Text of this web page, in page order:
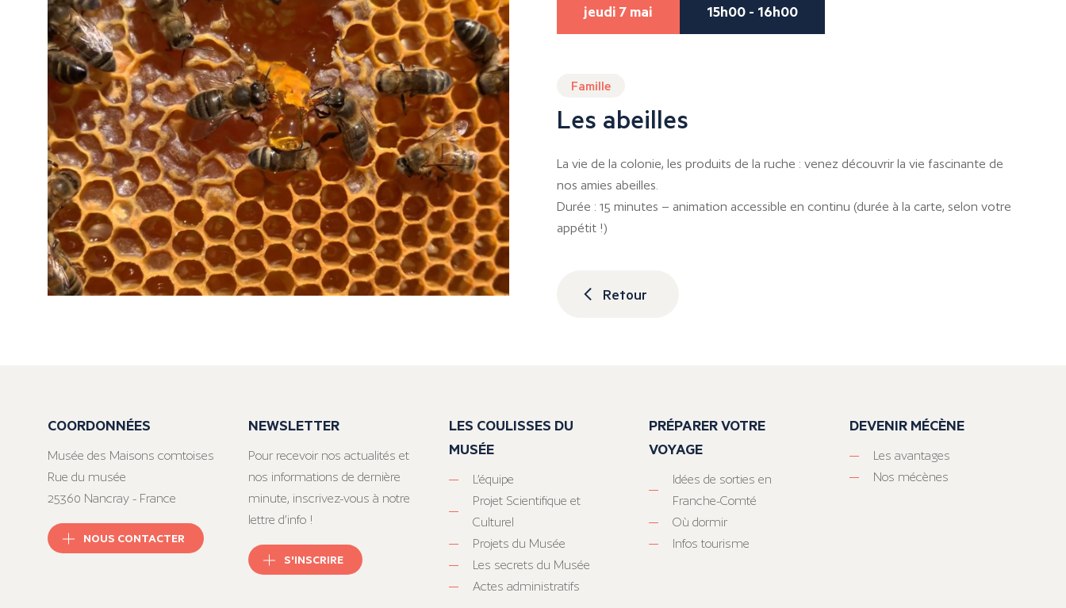
jeudi 7 mai 15h00 - 16h00
Famille
Les abeilles
La vie de la colonie, les produits de la ruche : venez découvrir la vie fascinante de
nos amies abeilles.
Durée : 15 minutes – animation accessible en continu (durée à la carte, selon votre
appétit !)
Retour
COORDONNÉES
Musée des Maisons comtoises
Rue du musée
25360 Nancray - France
NOUS CONTACTER
NEWSLETTER
Pour recevoir nos actualités et
nos informations de dernière
minute, inscrivez-vous à notre
lettre d’info !
S'INSCRIRE
LES COULISSES DU
MUSÉE
L’équipe
Projet Scientifique et
Culturel
Projets du Musée
Les secrets du Musée
Actes administratifs
PRÉPARER VOTRE
VOYAGE
Idées de sorties en
Franche-Comté
Où dormir
Infos tourisme
DEVENIR MÉCÈNE
Les avantages
Nos mécènes